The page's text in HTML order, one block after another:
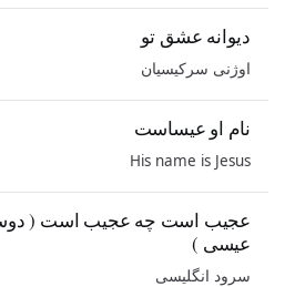
دیوانه عشق تو
اوژنی سرکیسیان
نام او عیساست
His name is Jesus
عجیب است چه عجیب است (
عیسی )
سرود انگلیسی